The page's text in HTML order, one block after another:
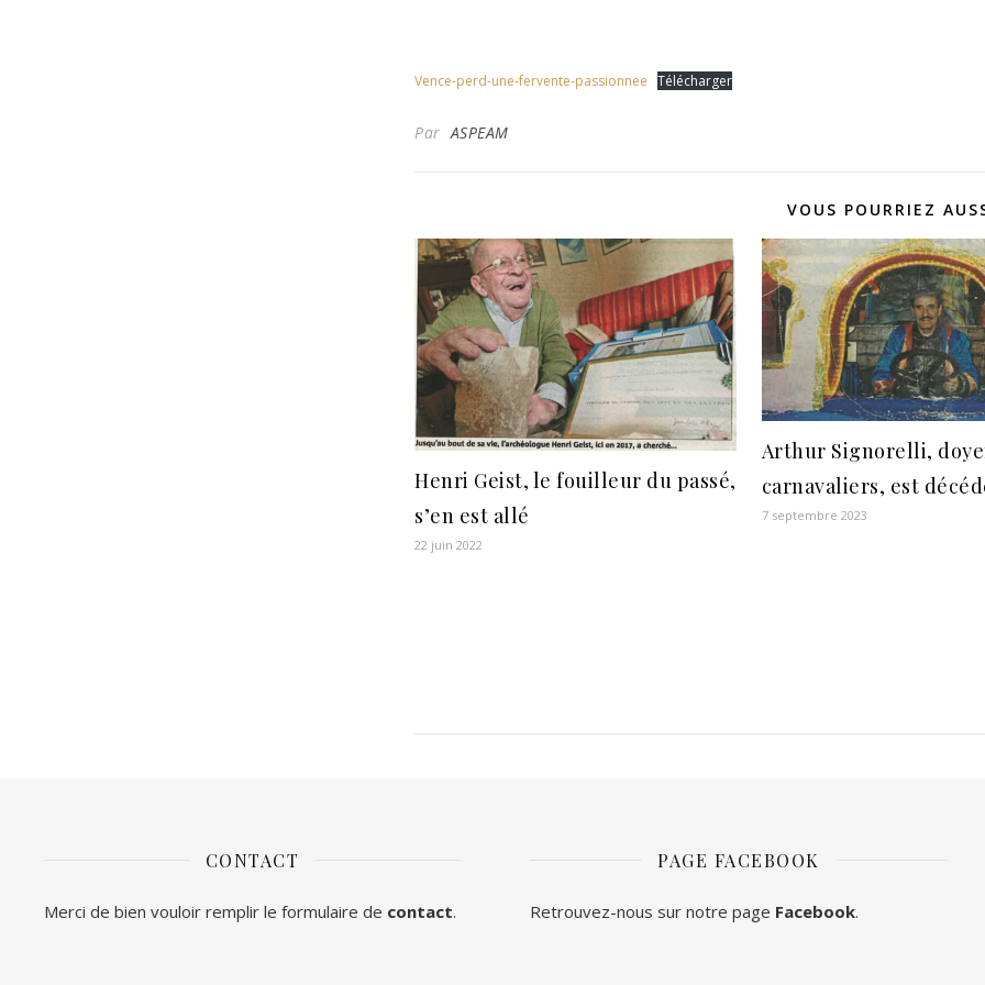
Vence-perd-une-fervente-passionnee Télécharger
ParASPEAM
VOUS POURRIEZ
Henri Geist, le fouilleur du passé,
s’en est allé
22 juin 2022
Arthur Signorelli,
carnavaliers, est
7 septembre 2023
CONTACT
Merci de bien vouloir remplir le formulaire de contact.
PAGE FACEBOOK
Retrouvez-nous sur notre page Facebook.